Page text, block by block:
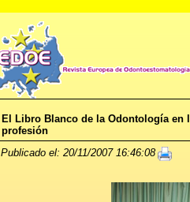
El Libro Blanco de la Odontología en
profesión
Publicado el: 20/11/2007 16:46:08